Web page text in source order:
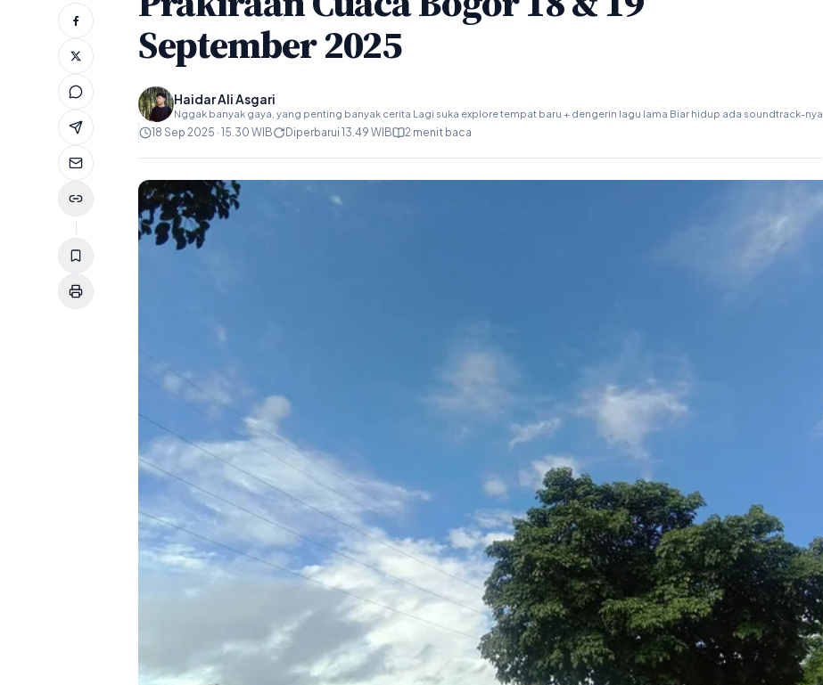
September 2025
Haidar Ali Asgari
Nggak banyak gaya, yang penting banyak cerita Lagi suka explore tempat baru + dengerin lagu lama Biar hidup ada soundtrack-nya
18 Sep 2025 · 15.30 WIB Diperbarui 13.49 WIB 2 menit baca